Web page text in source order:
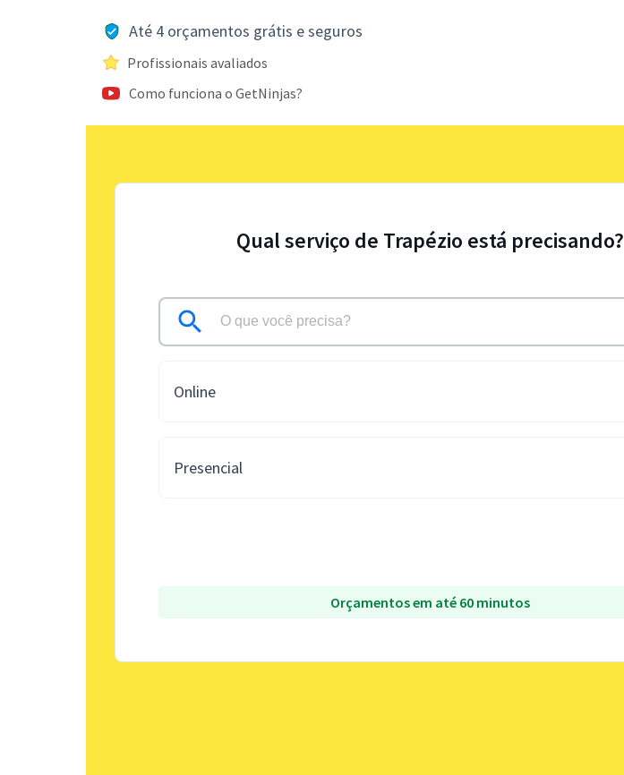
Até 4 orçamentos grátis e seguros
Profissionais avaliados
Como funciona o GetNinjas?
Qual serviço de Trapézio está precisando?
Online
Presencial
Orçamentos em até 60 minutos